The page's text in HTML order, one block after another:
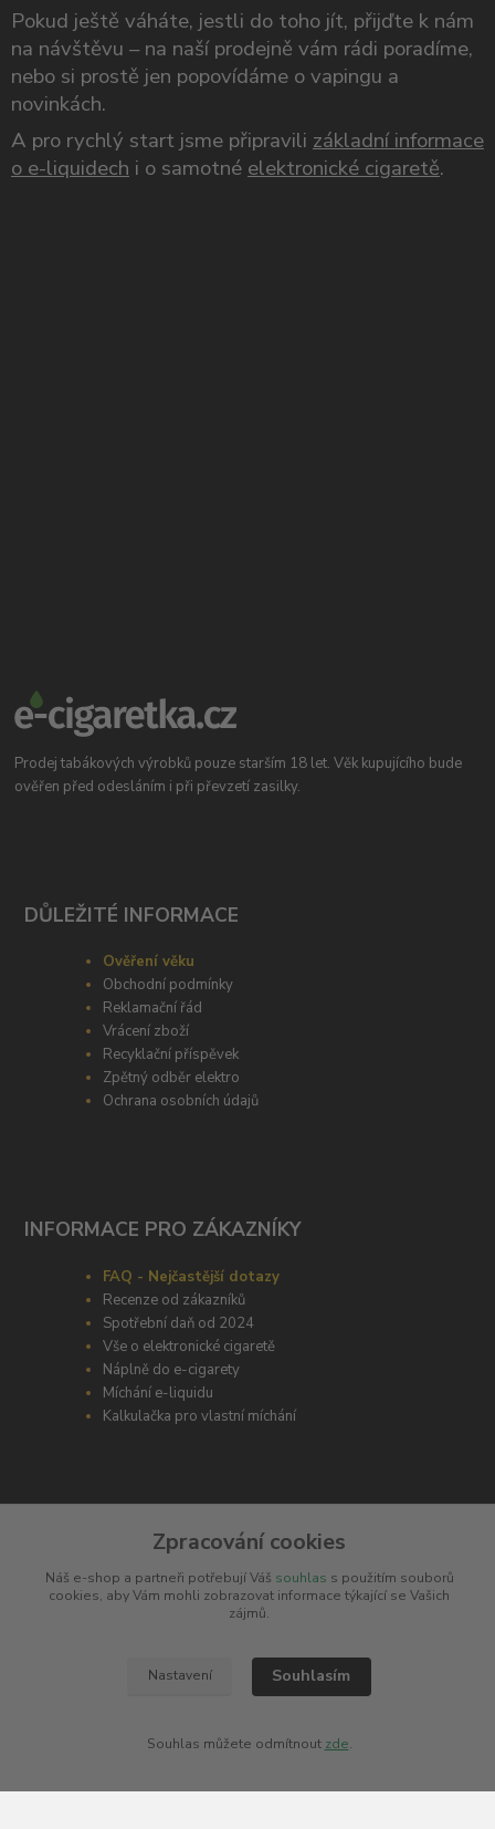
Pokud ještě váháte, jestli do toho jít, přijďte k nám
na návštěvu – na naší prodejně vám rádi poradíme,
nebo si prostě jen popovídáme o vapingu a
novinkách.
A pro rychlý start jsme připravili základní informace
o e-liquidech i o samotnéelektronické cigaretě.
Prodej tabákových výrobků pouze starším 18 let. Věk kupujícího bude
ověřen před odesláním i při převzetí zasilky.
DŮLEŽITÉ INFORMACE
Ověření věku
Obchodní podmínky
Reklamační řád
Vrácení zboží
Recyklační příspěvek
Zpětný odběr elektro
Ochrana osobních údajů
INFORMACE PRO ZÁKAZNÍKY
FAQ - Nejčastější dotazy
Recenze od zákazníků
Spotřební daň od 2024
Vše o elektronické cigaretě
Náplně do e-cigarety
Míchání e-liquidu
Kalkulačka pro vlastní míchání
ODBORNÉ PORADENSTVÍ
Potřebujete poradit s výběrem? Neváhejte se zeptat
+420 606 266 566
Zpracování cookies
Náš e-shop a partneři potřebují Váš souhlas s použitím souborů
cookies, aby Vám mohli zobrazovat informace týkající se Vašich
zájmů.
Nastavení Souhlasím
Souhlas můžete odmítnout zde.